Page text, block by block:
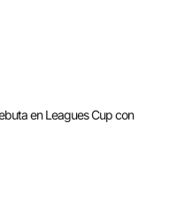
en Leagues Cup con